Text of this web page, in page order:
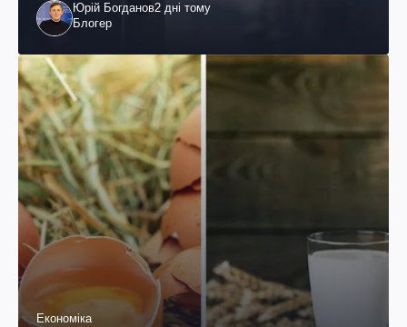
Юрій Богданов2 дні тому
Блогер
Економіка